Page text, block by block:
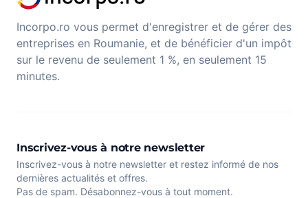
Incorpo.ro vous permet d'enregistrer et de gérer des
entreprises en Roumanie, et de bénéficier d'un impôt
sur le revenu de seulement 1 %, en seulement 15
minutes.
Inscrivez-vous à notre newsletter
Inscrivez-vous à notre newsletter et restez informé de nos
dernières actualités et offres.
Pas de spam. Désabonnez-vous à tout moment.